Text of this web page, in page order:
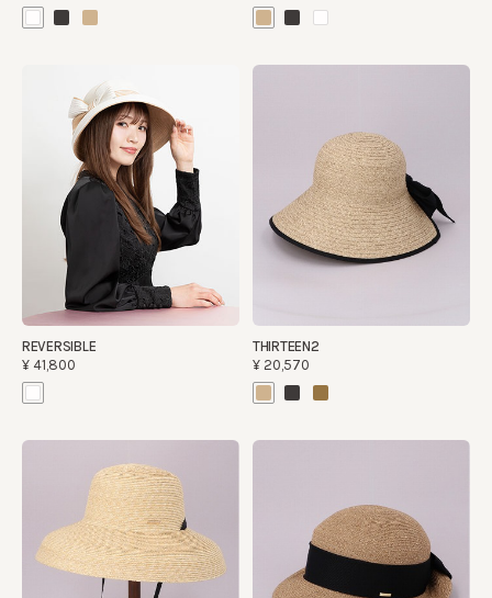
REVERSIBLE
¥41,800
THIRTEEN2
¥20,570